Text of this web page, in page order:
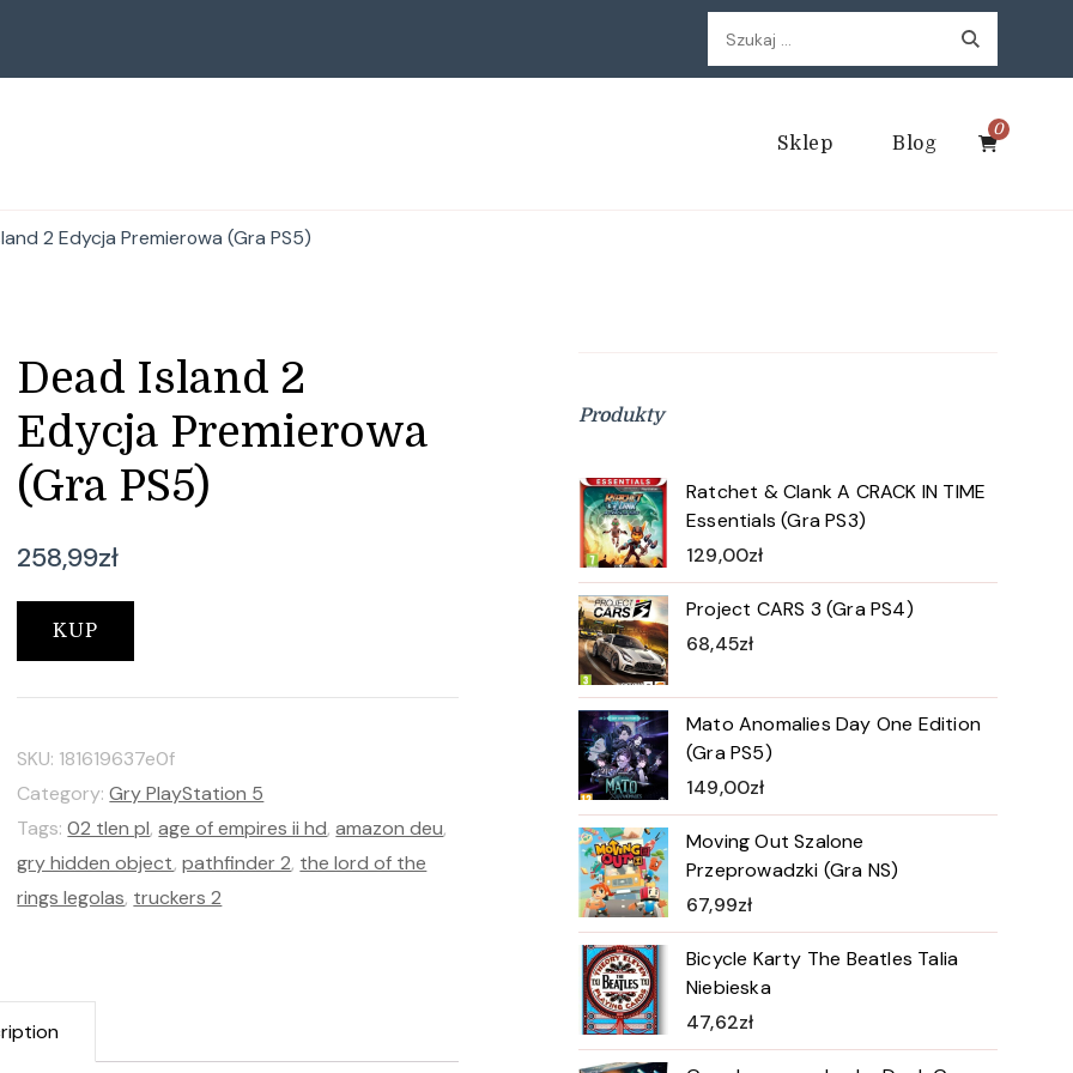
Szukaj:
Sklep Blog
0
2 Edycja Premierowa (Gra PS5)
Dead Island 2
Edycja Premierowa
(Gra PS5)
258,99zł
KUP
SKU: 181619637e0f
Category:Gry PlayStation 5
Tags:02 tlen pl,age of empires ii hd,amazon deu,
gry hidden object,pathfinder 2, the lord of the
rings legolas, truckers 2
Produkty
Ratchet & Clank A CRACK IN TIME
Essentials (Gra PS3)
129,00zł
Project CARS 3 (Gra PS4)
68,45zł
Mato Anomalies Day One Edition
(Gra PS5)
149,00zł
Moving Out Szalone
Przeprowadzki (Gra NS)
67,99zł
Bicycle Karty The Beatles Talia
Niebieska
47,62zł